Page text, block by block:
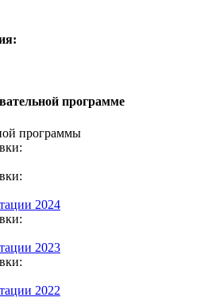
программе
программы
2024
2023
2022